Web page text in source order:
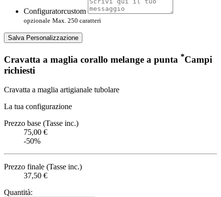
Configuratorcustom
opzionale Max. 250 caratteri
Salva Personalizzazione
Cravatta a maglia corallo melange a punta *Campi
richiesti
Cravatta a maglia artigianale tubolare
La tua configurazione
Prezzo base (Tasse inc.)
75,00 €
-50%
Prezzo finale (Tasse inc.)
37,50 €
Quantità: